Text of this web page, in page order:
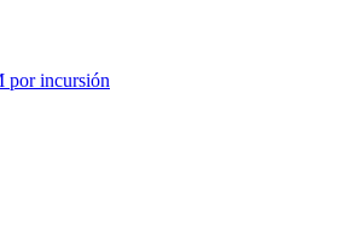
por incursión